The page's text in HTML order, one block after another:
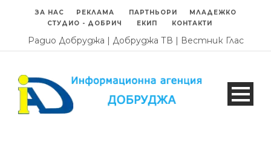
ЗА НАС РЕКЛАМА ПАРТНЬОРИ
МЛАДЕЖКО
СТУДИО - ДОБРИЧ
ЕКИП КОНТАКТИ
Радио Добруджа | Добруджа ТВ | Вестник Глас